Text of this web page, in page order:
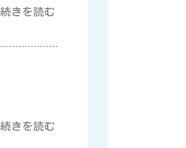
続きを読む
続きを読む